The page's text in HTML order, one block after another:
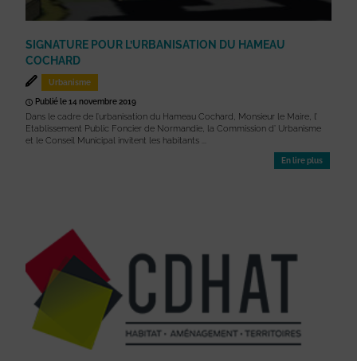
SIGNATURE POUR L’URBANISATION DU HAMEAU
COCHARD
Urbanisme
Publié le 14 novembre 2019
Dans le cadre de l’urbanisation du Hameau Cochard, Monsieur le Maire, l’
Etablissement Public Foncier de Normandie, la Commission d’ Urbanisme
et le Conseil Municipal invitent les habitants ...
En lire plus